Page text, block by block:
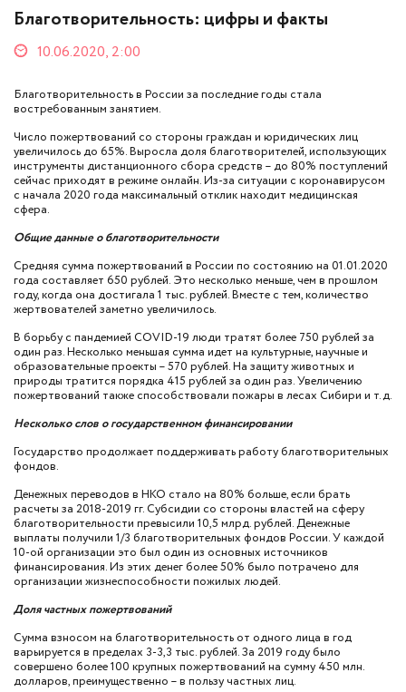
Благотворительность: цифры и факты
10.06.2020, 2:00
Благотворительность в России за последние годы стала
востребованным занятием.
Число пожертвований со стороны граждан и юридических лиц
увеличилось до 65%. Выросла доля благотворителей, использующих
инструменты дистанционного сбора средств – до 80% поступлений
сейчас приходят в режиме онлайн. Из-за ситуации с коронавирусом
с начала 2020 года максимальный отклик находит медицинская
сфера.
Общие данные о благотворительности
Средняя сумма пожертвований в России по состоянию на 01.01.2020
года составляет 650 рублей. Это несколько меньше, чем в прошлом
году, когда она достигала 1 тыс. рублей. Вместе с тем, количество
жертвователей заметно увеличилось.
В борьбу с пандемией COVID-19 люди тратят более 750 рублей за
один раз. Несколько меньшая сумма идет на культурные, научные и
образовательные проекты – 570 рублей. На защиту животных и
природы тратится порядка 415 рублей за один раз. Увеличению
пожертвований также способствовали пожары в лесах Сибири и т.д.
Несколько слов о государственном финансировании
Государство продолжает поддерживать работу благотворительных
фондов.
Денежных переводов в НКО стало на 80% больше, если брать
расчеты за 2018-2019 гг. Субсидии со стороны властей на сферу
благотворительности превысили 10,5 млрд. рублей. Денежные
выплаты получили 1/3 благотворительных фондов России. У каждой
10-ой организации это был один из основных источников
финансирования. Из этих денег более 50% было потрачено для
организации жизнеспособности пожилых людей.
Доля частных пожертвований
Сумма взносом на благотворительность от одного лица в год
варьируется в пределах 3-3,3 тыс. рублей. За 2019 году было
совершено более 100 крупных пожертвований на сумму 450 млн.
долларов, преимущественно – в пользу частных лиц.